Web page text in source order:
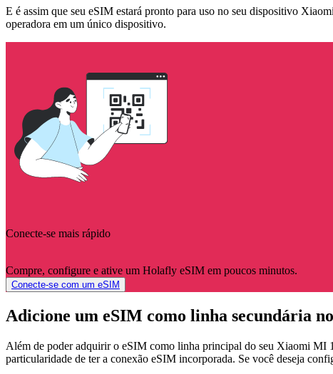
E é assim que seu eSIM estará pronto para uso no seu dispositivo
operadora em um único dispositivo.
Conecte-se mais rápido
Compre, configure e ative um Holafly eSIM em poucos minutos.
Conecte-se com um eSIM
Adicione um eSIM como linha secundária
Além de poder adquirir o eSIM como linha principal do seu Xiaomi MI
particularidade de ter a conexão eSIM incorporada. Se você deseja